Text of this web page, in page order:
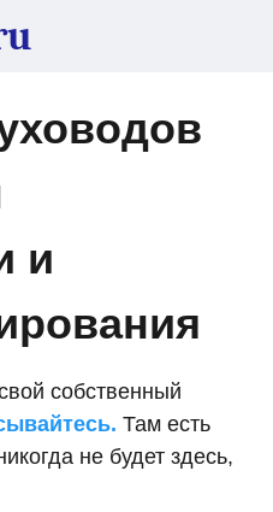
и
собственный
Там есть
не будет здесь,